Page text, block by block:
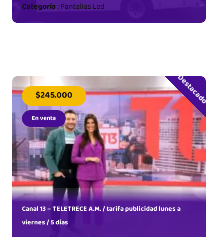
Categoría:Pantallas Led
Destacado
$245.000
En venta
Canal 13 – TELETRECE A.M. / tarifa publicidad lunes a
viernes / 5 días